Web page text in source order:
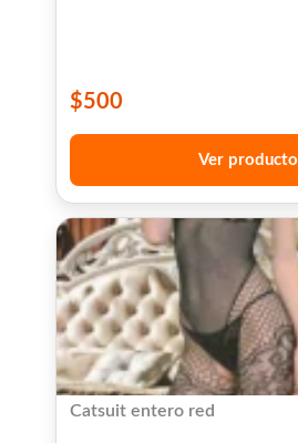
$500
Ver producto
Catsuit entero red